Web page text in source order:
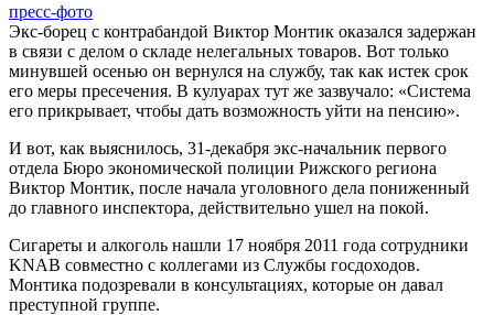
пресс-фото
Экс-борец с контрабандой Виктор Монтик оказался задержан
в связи с делом о складе нелегальных товаров. Вот только
минувшей осенью он вернулся на службу, так как истек срок
его меры пресечения. В кулуарах тут же зазвучало: «Система
его прикрывает, чтобы дать возможность уйти на пенсию».
И вот, как выяснилось, 31-декабря экс-начальник первого
отдела Бюро экономической полиции Рижского региона
Виктор Монтик, после начала уголовного дела пониженный
до главного инспектора, действительно ушел на покой.
Сигареты и алкоголь нашли 17 ноября 2011 года сотрудники
KNAB совместно с коллегами из Службы госдоходов.
Монтика подозревали в консультациях, которые он давал
преступной группе.